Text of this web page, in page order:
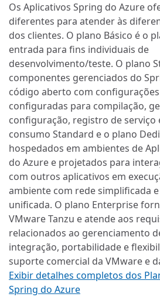
Os Aplicativos Spring do Azure
diferentes para atender às
dos clientes. O plano Básico é o
entrada para fins individuais de
desenvolvimento/teste. O plano
componentes gerenciados do
código aberto com
configuradas para compilação,
configuração, registro de serviço
consumo Standard e o plano
hospedados em ambientes de
do Azure e projetados para
com outros aplicativos em
ambiente com rede simplificada
unificada. O plano Enterprise
VMware Tanzu e atende aos
relacionados ao gerenciamento
integração, portabilidade e
suporte comercial da VMware e
Exibir detalhes completos dos
Spring do Azure